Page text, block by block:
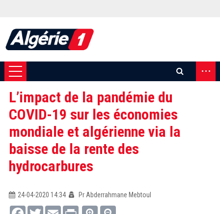
...
L’impact de la pandémie du
COVID-19 sur les économies
mondiale et algérienne via la
baisse de la rente des
hydrocarbures
24-04-2020 14:34
Pr Abderrahmane Mebtoul
FacebookTwitterEmail Print